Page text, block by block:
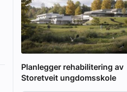
Planlegger rehabilitering av
Storetveit ungdomsskole